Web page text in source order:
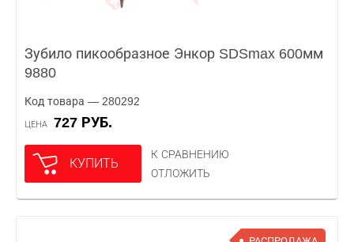
Зубило пикообразное Энкор SDSmax 600мм
9880
Код товара — 280292
ЦЕНА 727 РУБ.
КУПИТЬ
К СРАВНЕНИЮ
ОТЛОЖИТЬ